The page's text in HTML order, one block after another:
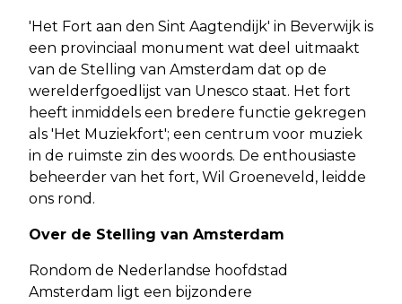
'Het Fort aan den Sint Aagtendijk' in Beverwijk is
een provinciaal monument wat deel uitmaakt
van de Stelling van Amsterdam dat op de
werelderfgoedlijst van Unesco staat. Het fort
heeft inmiddels een bredere functie gekregen
als 'Het Muziekfort'; een centrum voor muziek
in de ruimste zin des woords. De enthousiaste
beheerder van het fort, Wil Groeneveld, leidde
ons rond.
Over de Stelling van Amsterdam
Rondom de Nederlandse hoofdstad
Amsterdam ligt een bijzondere